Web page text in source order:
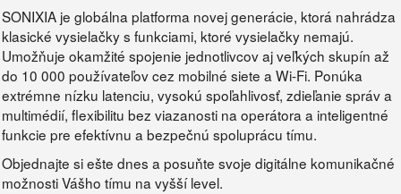
SONIXIA je globálna platforma novej generácie, ktorá nahrádza
klasické vysielačky s funkciami, ktoré vysielačky nemajú.
Umožňuje okamžité spojenie jednotlivcov aj veľkých skupín až
do 10 000 používateľov cez mobilné siete a Wi-Fi. Ponúka
extrémne nízku latenciu, vysokú spoľahlivosť, zdieľanie správ a
multimédií, flexibilitu bez viazanosti na operátora a inteligentné
funkcie pre efektívnu a bezpečnú spoluprácu tímu.
Objednajte si ešte dnes a posuňte svoje digitálne komunikačné
možnosti Vášho tímu na vyšší level.